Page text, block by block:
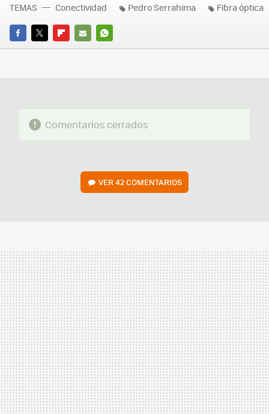
FACEBOOK
TWITTERFLIPBOARD
E-
WHATSAPP
TEMAS Conectividad Pedro Serrahima Fibra óptica
Comentarios cerrados
VER42 COMENTARIOS